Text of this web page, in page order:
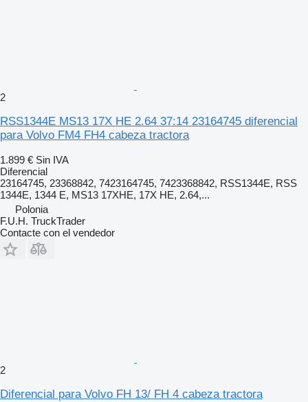
2
RSS1344E MS13 17X HE 2.64 37:14 23164745 diferencial
para Volvo FM4 FH4 cabeza tractora
1.899 € Sin IVA
Diferencial
23164745, 23368842, 7423164745, 7423368842, RSS1344E, RSS
1344E, 1344 E, MS13 17XHE, 17X HE, 2.64,...
Polonia
F.U.H. TruckTrader
Contacte con el vendedor
2
Diferencial para Volvo FH 13/ FH 4 cabeza tractora